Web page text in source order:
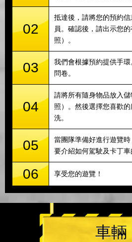
02
抵達後，請將您的預約
員。確認後，請出示您
照）。
03
我們會根據預約提供手
問卷。
04
請將所有隨身物品放入
照）。然後選擇您喜歡
洗。
05
當團隊準備好進行遊覽
要介紹如何駕駛及卡丁車
06 享受您的遊覽！
車輛